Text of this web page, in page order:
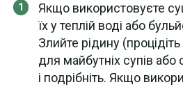
Якщо використовуєте
їх у теплій воді або
Злийте рідину
для майбутніх супів або
і подрібніть. Якщо